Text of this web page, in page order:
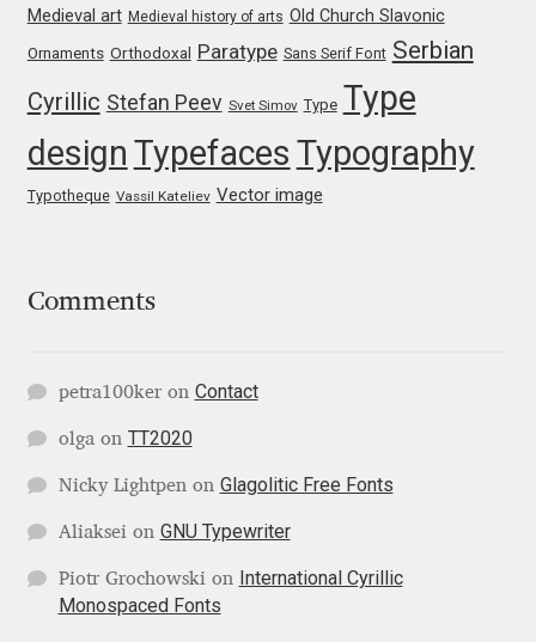
Kai Bernau
Kaja Słojewska
Kemie Guaida
Kiril Zlatkov
Konstantin Lukjanov
Krista Radoeva
Medieval art Medieval history of arts Old Church Slavonic
Ornaments Orthodoxal Paratype Sans Serif Font Serbian
Cyrillic Stefan Peev Svet Simov Type Type
design Typefaces Typography
Typotheque Vassil Kateliev Vector image
Comments
petra100keron Contact
olgaon TT2020
Nicky Lightpenon Glagolitic Free Fonts
Aliakseion GNU Typewriter
Piotr Grochowskion
International Cyrillic
Monospaced Fonts